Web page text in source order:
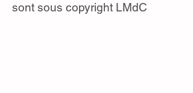
sont sous copyright LMdC